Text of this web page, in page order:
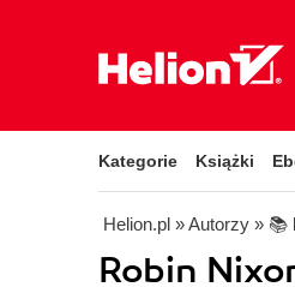
Kategorie Książki
Helion.pl » Autorzy » 📚
Robin